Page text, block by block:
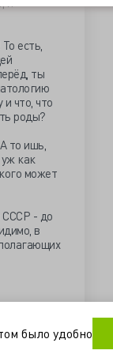
есть,
ты
что, что
роды?
то ишь,
как
может
СССР - до
в
было удобно